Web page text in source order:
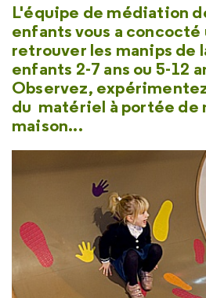
L'équipe de médiation
enfants vous a
retrouver les manips de
enfants 2-7 ans ou 5-12
Observez,
du matériel à portée de
maison...